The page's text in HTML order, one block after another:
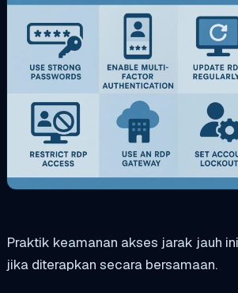
Praktik keamanan akses jarak jauh
jika diterapkan secara bersamaan.